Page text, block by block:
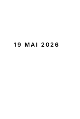
19 MAI 2026